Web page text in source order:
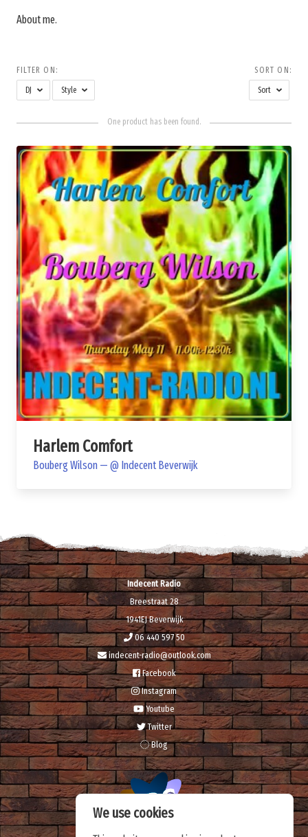
About me.
FILTER ON:
DJ Style
SORT ON:
Sort
Harlem Comfort
Bouberg Wilson — @ Indecent Beverwijk
Indecent Radio
Breestraat 28
1941EJ Beverwijk
06 440 597 50
indecent-radio@outlook.com
Facebook
Instagram
Youtube
Twitter
Blog
We use cookies